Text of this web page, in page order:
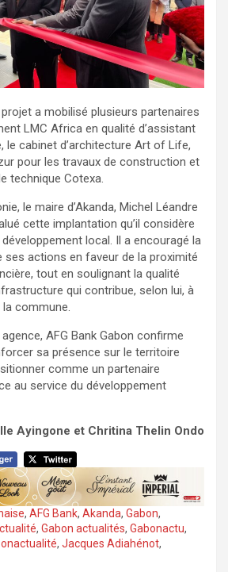
a mobilisé plusieurs partenaires
LMC Africa en qualité d’assistant
le cabinet d’architecture Art of Life,
pour les travaux de construction et
technique Cotexa.
le maire d’Akanda, Michel Léandre
cette implantation qu’il considère
local. Il a encouragé la
ses actions en faveur de la proximité
tout en soulignant la qualité
qui contribue, selon lui, à
la commune.
AFG Bank Gabon confirme
sa présence sur le territoire
comme un partenaire
au service du développement
Ayingone et Chritina Thelin Ondo
, AFG Bank, Akanda, Gabon,
, Gabon actualités, Gabonactu,
, Jacques Adiahénot,